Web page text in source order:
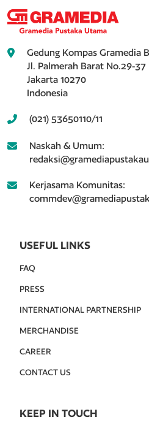
Gedung Kompas Gramedia
Jl. Palmerah Barat No.29-37
Jakarta 10270
Indonesia
(021) 53650110/11
Naskah & Umum:
Kerjasama Komunitas:
USEFUL LINKS
FAQ
PRESS
INTERNATIONAL PARTNERSHIP
MERCHANDISE
CAREER
CONTACT US
KEEP IN TOUCH